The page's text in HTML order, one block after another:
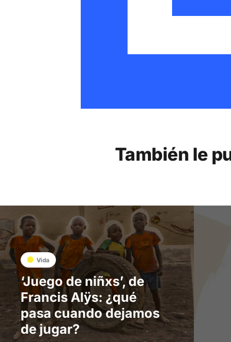
También le
Vida
‘Juego de niñxs’, de
Francis Alÿs: ¿qué
pasa cuando dejamos
de jugar?